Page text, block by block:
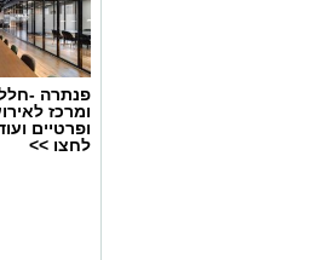
פנתרה -
ומרכז
ופרטיים
לחצו >>